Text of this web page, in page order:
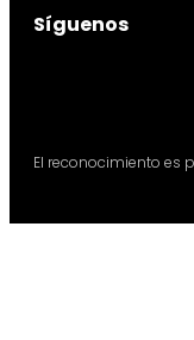
Síguenos
El reconocimiento es